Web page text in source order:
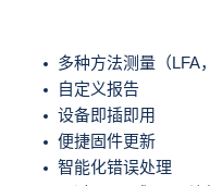
多种方法测量（LFA
自定义报告
设备即插即用
便捷固件更新
智能化错误处理